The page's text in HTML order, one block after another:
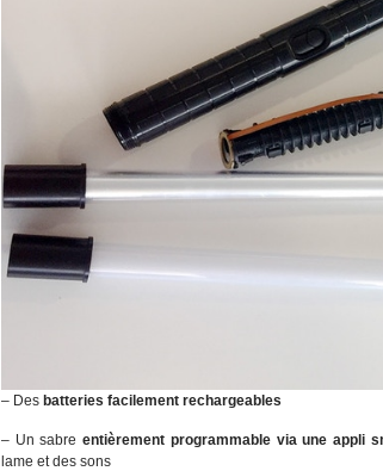
– Des batteries facilement rechargeables
– Un sabre entièrement programmable via une appli
lame et des sons